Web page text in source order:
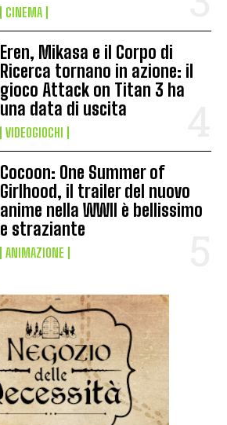
CINEMA
Eren, Mikasa e il Corpo di
Ricerca tornano in azione: il
gioco Attack on Titan 3 ha
una data di uscita
VIDEOGIOCHI
Cocoon: One Summer of
Girlhood, il trailer del nuovo
anime nella WWII è bellissimo
e straziante
ANIMAZIONE